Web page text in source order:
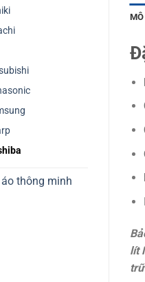
thông minh
lít